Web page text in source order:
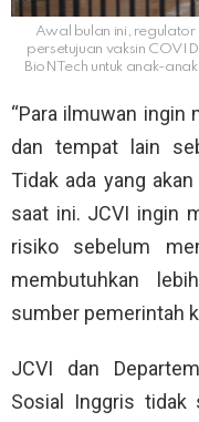
Awal bulan ini,
persetujuan vaksin
BioNTech untuk anak-
“Para ilmuwan ingin
dan tempat lain
Tidak ada yang
saat ini. JCVI ingin
risiko sebelum
membutuhkan
sumber pemerintah
JCVI dan
Sosial Inggris tidak